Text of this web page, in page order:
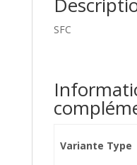
SFC
Variante Type